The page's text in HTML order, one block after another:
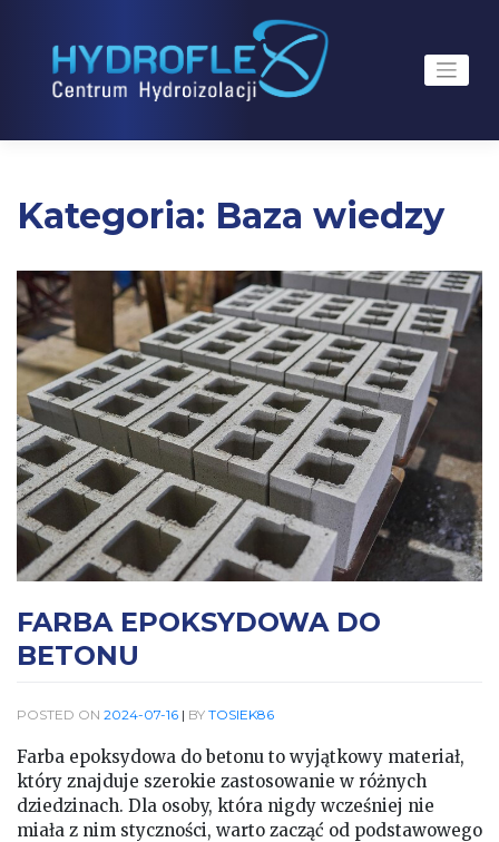
Kategoria: Baza wiedzy
FARBA EPOKSYDOWA DO
BETONU
POSTED ON 2024-07-16 | BY TOSIEK86
Farba epoksydowa do betonu to wyjątkowy materiał,
który znajduje szerokie zastosowanie w różnych
dziedzinach. Dla osoby, która nigdy wcześniej nie
miała z nim styczności, warto zacząć od podstawowego